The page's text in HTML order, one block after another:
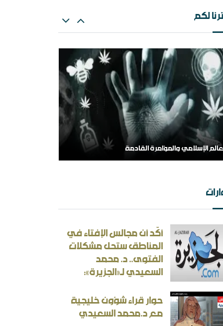
لكم
شبهات عن الغلو عند السلفيين . ومنه مقتضبات من
سابقة
الإسلامي والمؤامرة القادمة
الهامش إلى المركز السلفية في واقعها الجديد
أكّد أن مجالس الإفتاء في
المناطق ستحل مشكلات
الفتوى.. د. محمد
السعيدي لـ«الجزيرة»:
حوار قراء شؤون خليجية
مع د.محمد السعيدي